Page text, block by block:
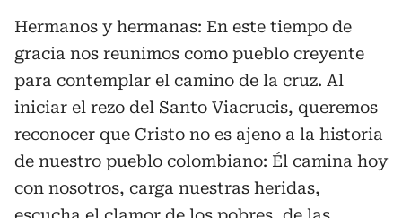
Hermanos y hermanas: En este tiempo de
gracia nos reunimos como pueblo creyente
para contemplar el camino de la cruz. Al
iniciar el rezo del Santo Viacrucis, queremos
reconocer que Cristo no es ajeno a la historia
de nuestro pueblo colombiano: Él camina hoy
con nosotros, carga nuestras heridas,